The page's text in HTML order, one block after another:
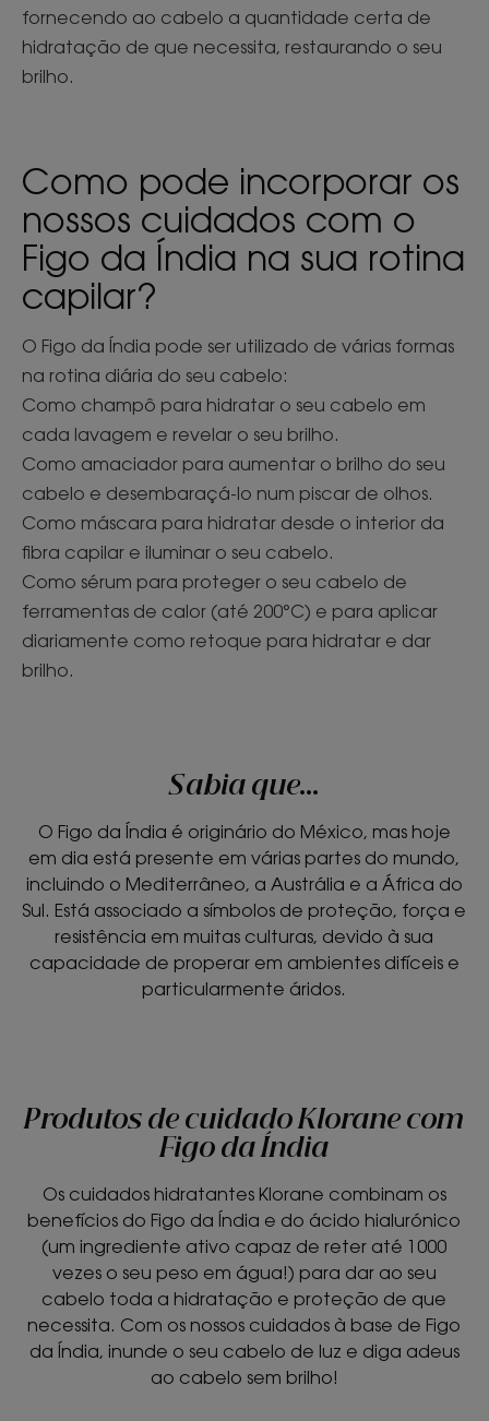
fornecendo ao cabelo a quantidade certa de
hidratação de que necessita, restaurando o seu
brilho.
Como pode incorporar os
nossos cuidados com o
Figo da Índia na sua rotina
capilar?
O Figo da Índia pode ser utilizado de várias formas
na rotina diária do seu cabelo:
Como champô para hidratar o seu cabelo em
cada lavagem e revelar o seu brilho.
Como amaciador para aumentar o brilho do seu
cabelo e desembaraçá-lo num piscar de olhos.
Como máscara para hidratar desde o interior da
fibra capilar e iluminar o seu cabelo.
Como sérum para proteger o seu cabelo de
ferramentas de calor (até 200°C) e para aplicar
diariamente como retoque para hidratar e dar
brilho.
Sabia que…
O Figo da Índia é originário do México, mas hoje
em dia está presente em várias partes do mundo,
incluindo o Mediterrâneo, a Austrália e a África do
Sul. Está associado a símbolos de proteção, força e
resistência em muitas culturas, devido à sua
capacidade de properar em ambientes difíceis e
particularmente áridos.
Produtos de cuidado Klorane com
Figo da Índia
Os cuidados hidratantes Klorane combinam os
benefícios do Figo da Índia e do ácido hialurónico
(um ingrediente ativo capaz de reter até 1000
vezes o seu peso em água!) para dar ao seu
cabelo toda a hidratação e proteção de que
necessita. Com os nossos cuidados à base de Figo
da Índia, inunde o seu cabelo de luz e diga adeus
ao cabelo sem brilho!